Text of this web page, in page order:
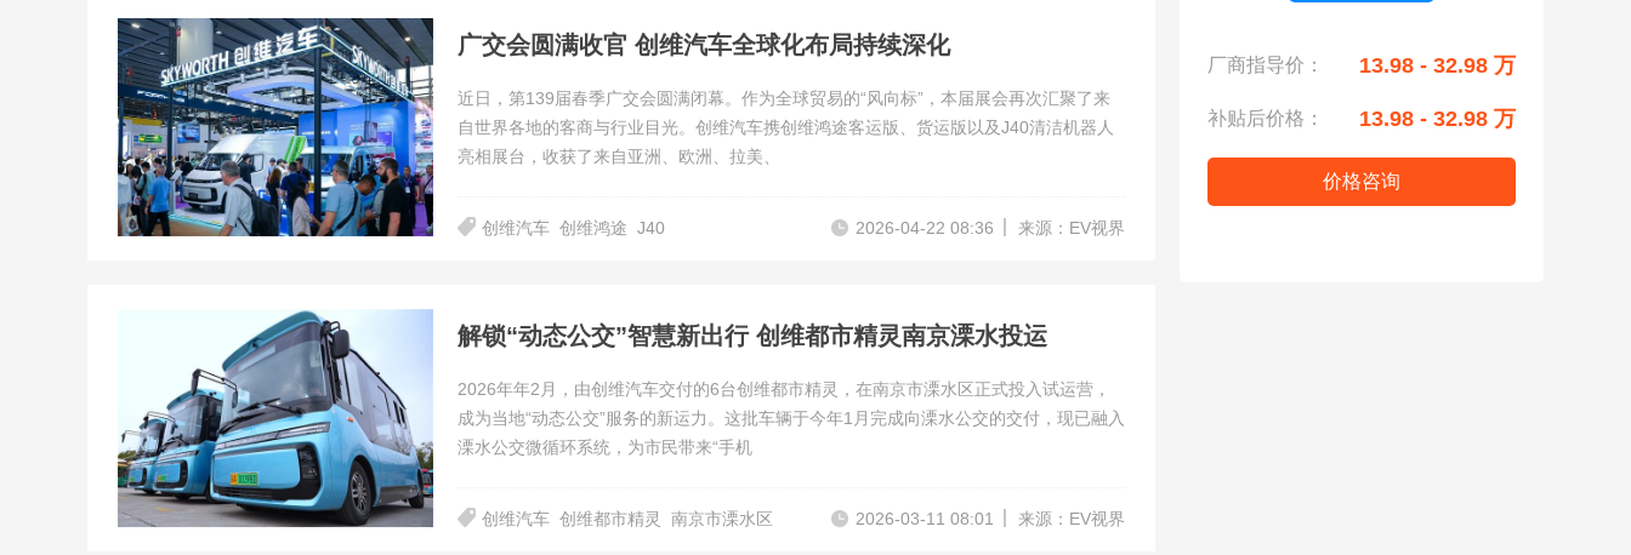
广交会圆满收官 创维汽车全球化布局持续深化
近日，第139届春季广交会圆满闭幕。作为全球贸易的“风向标”，本届展会再次汇聚了来
自世界各地的客商与行业目光。创维汽车携创维鸿途客运版、货运版以及J40清洁机器人
亮相展台，收获了来自亚洲、欧洲、拉美、
创维汽车 创维鸿途 J40 来源：EV视界
2026-04-22 08:36
解锁“动态公交”智慧新出行 创维都市精灵南京溧水投运
2026年年2月，由创维汽车交付的6台创维都市精灵，在南京市溧水区正式投入试运营，
成为当地“动态公交”服务的新运力。这批车辆于今年1月完成向溧水公交的交付，现已融入
溧水公交微循环系统，为市民带来“手机
创维汽车 创维都市精灵 南京市溧水区 来源：EV视界
2026-03-11 08:01
厂商指导价： 13.98 - 32.98 万
补贴后价格： 13.98 - 32.98 万
价格咨询